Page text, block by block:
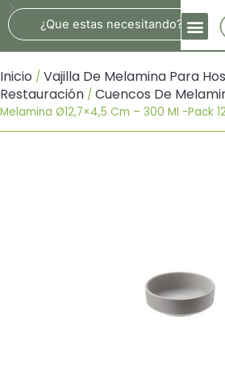
Al
Contenido
Search
Inicio / Vajilla De Melamina Para
Restauración / Cuencos De
Melamina Ø12,7×4,5 Cm – 300 Ml -Pack